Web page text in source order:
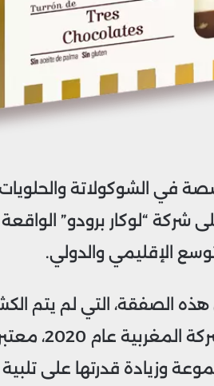
في الشوكولاتة
شركة “لوكار برودو”
الإقليمي والدولي.
الصفقة، التي لم يتم
قيمتها، تأتي بعد
وزيادة قدرتها على تلبية